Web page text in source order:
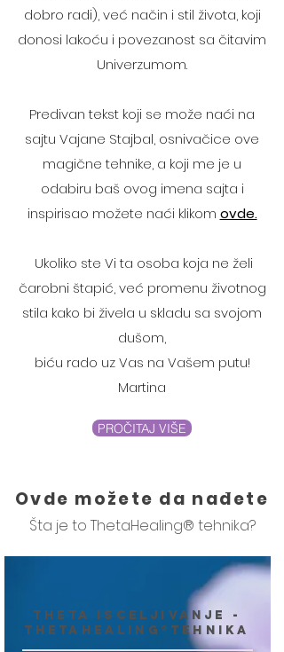
dobro radi), već način i stil života, koji
donosi lakoću i povezanost sa čitavim
Univerzumom.
Predivan tekst koji se može naći na
sajtu Vajane Stajbal, osnivačice ove
magične tehnike, a koji me je u
odabiru baš ovog imena sajta i
inspirisao možete naći klikom ovde.
Ukoliko ste Vi ta osoba koja ne želi
čarobni štapić, već promenu životnog
stila kako bi živela u skladu sa svojom
dušom,
biću rado uz Vas na Vašem putu!
Martina
PROČITAJ VIŠE
Ovde možete da nađete
Šta je to ThetaHealing® tehnika​?
Theta isceljivanje -
thetahealing®tehnika